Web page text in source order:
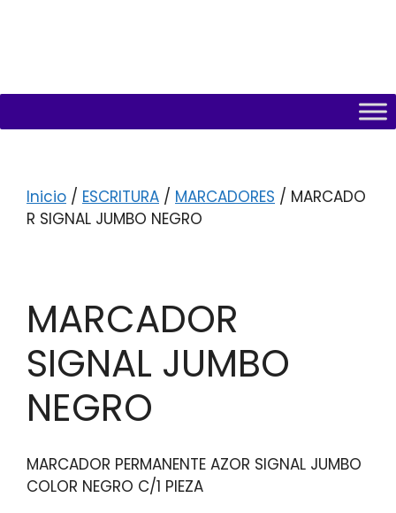
Inicio / ESCRITURA / MARCADORES / MARCADO
R SIGNAL JUMBO NEGRO
MARCADOR
SIGNAL JUMBO
NEGRO
MARCADOR PERMANENTE AZOR SIGNAL JUMBO
COLOR NEGRO C/1 PIEZA